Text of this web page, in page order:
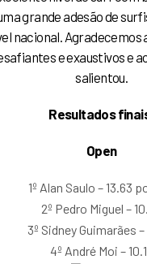
grande adesão de
nacional.
e exaustivos e
salientou.
Resultados
Open
1º Alan Saulo – 13.63
2º Pedro Miguel –
3º Sidney Guimarães
4º André Moi –